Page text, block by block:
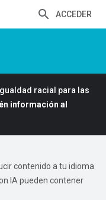
ACCEDER
racial para las
información al
contenido a tu idioma
IA pueden contener